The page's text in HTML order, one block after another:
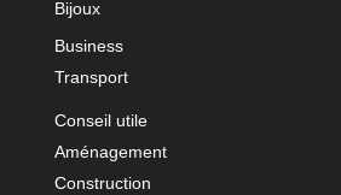
Bijoux
Business
Transport
Conseil utile
Aménagement
Construction